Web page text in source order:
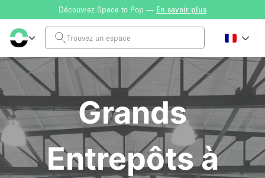
Découvrez Space to Pop — En savoir plus
Grands
Entrepôts à